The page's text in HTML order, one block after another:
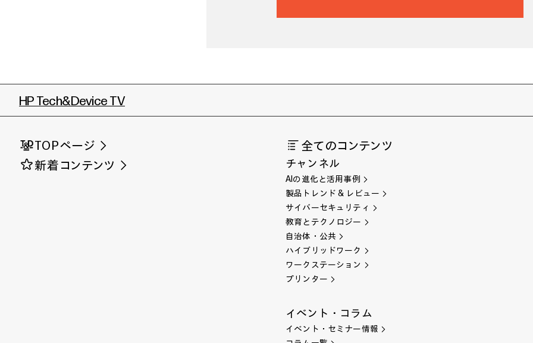
HP Tech&Device TV
TOPページ
新着コンテンツ
全てのコンテンツ
チャンネル
AIの進化と活用事例
製品トレンド & レビュー
サイバーセキュリティ
教育とテクノロジー
自治体・公共
ハイブリッドワーク
ワークステーション
プリンター
イベント・コラム
イベント・セミナー情報